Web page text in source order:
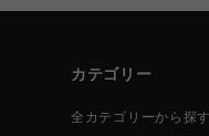
カテゴリー
全カテゴリーから探す